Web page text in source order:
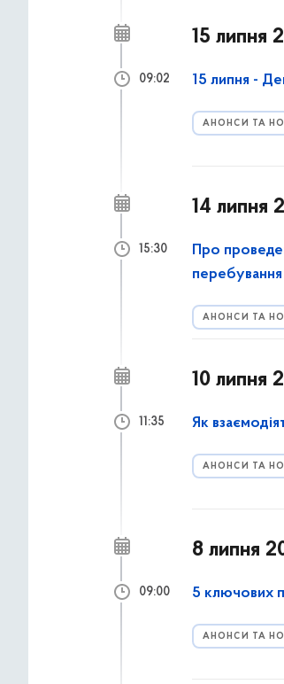
15 липня
15 липня -
АНОНСИ ТА
09:02
14 липня
Про
перебування
АНОНСИ ТА
15:30
10 липня
Як
АНОНСИ ТА
11:35
8 липня
5 ключових
АНОНСИ ТА
09:00